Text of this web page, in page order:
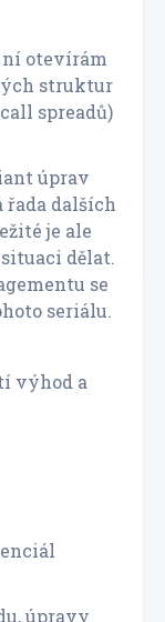
ní otevírám
struktur
spreadů)
úprav
řada dalších
je ale
dělat.
se
seriálu.
výhod a
úpravy